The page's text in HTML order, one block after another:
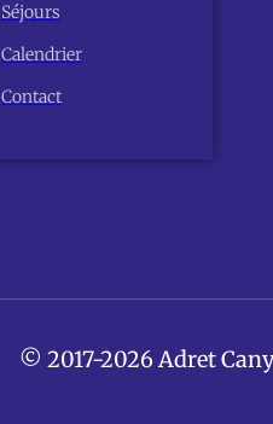
Séjours
Calendrier
Contact
© 2017-2026 Adret